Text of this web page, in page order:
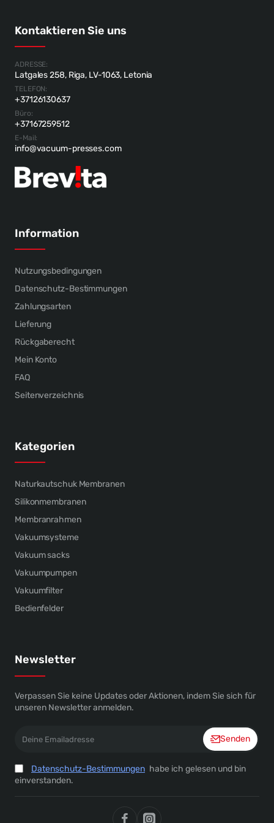
Kontaktieren Sie uns
ADRESSE:
Latgales 258, Riga, LV-1063, Letonia
TELEFON:
+37126130637
Büro:
+37167259512
E-Mail:
info@vacuum-presses.com
Information
Nutzungsbedingungen
Datenschutz-Bestimmungen
Zahlungsarten
Lieferung
Rückgaberecht
Mein Konto
FAQ
Seitenverzeichnis
Kategorien
Naturkautschuk Membranen
Silikonmembranen
Membranrahmen
Vakuumsysteme
Vakuum sacks
Vakuumpumpen
Vakuumfilter
Bedienfelder
Newsletter
Verpassen Sie keine Updates oder Aktionen, indem Sie sich für
unseren Newsletter anmelden.
Emailadresse
Senden
Datenschutz-Bestimmungen habe ich gelesen und bin
einverstanden.